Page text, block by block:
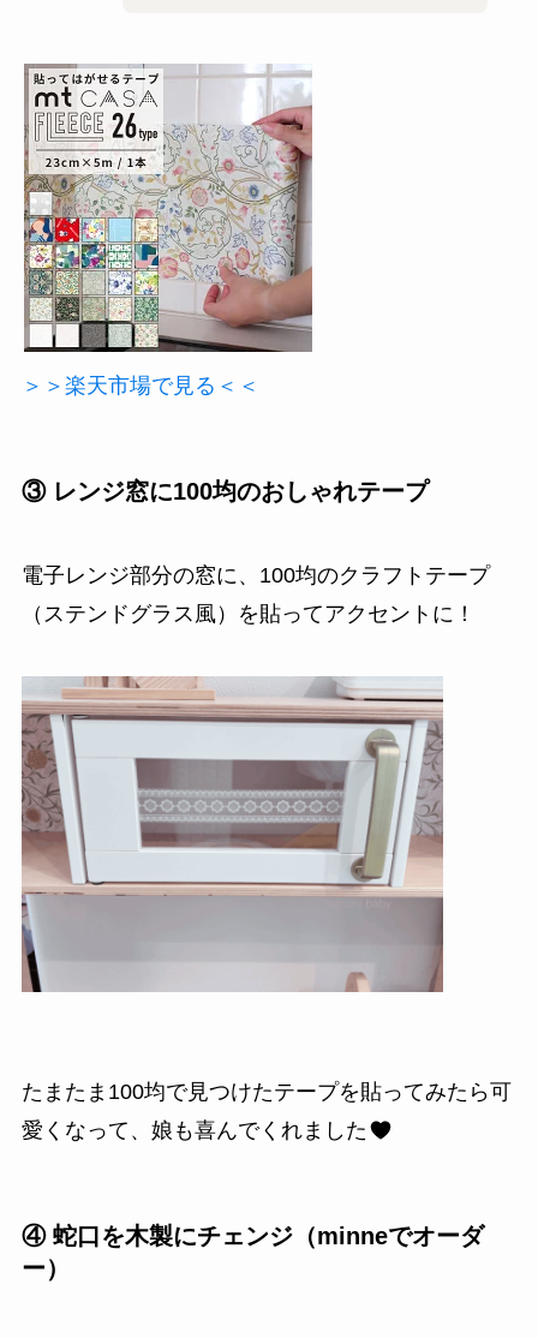
＞＞楽天市場で見る＜＜
③ レンジ窓に100均のおしゃれテープ
電子レンジ部分の窓に、100均のクラフトテープ
（ステンドグラス風）を貼ってアクセントに！
たまたま100均で見つけたテープを貼ってみたら可
愛くなって、娘も喜んでくれました
④ 蛇口を木製にチェンジ（minneでオーダ
ー）